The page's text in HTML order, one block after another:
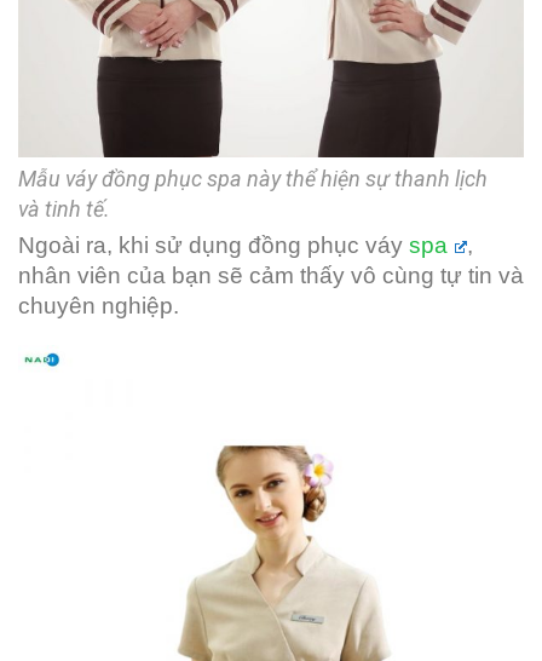
Mẫu váy đồng phục spa này thể hiện sự thanh lịch
và tinh tế.
Ngoài ra, khi sử dụng đồng phục váy spa
,
nhân viên của bạn sẽ cảm thấy vô cùng tự tin và
chuyên nghiệp.